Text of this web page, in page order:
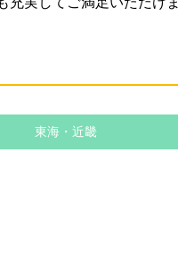
東海・近畿